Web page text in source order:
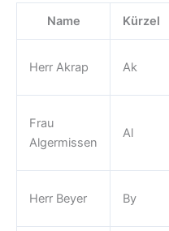
Name Kürzel
Herr Akrap Ak
Frau
Algermissen
Al
Herr Beyer By